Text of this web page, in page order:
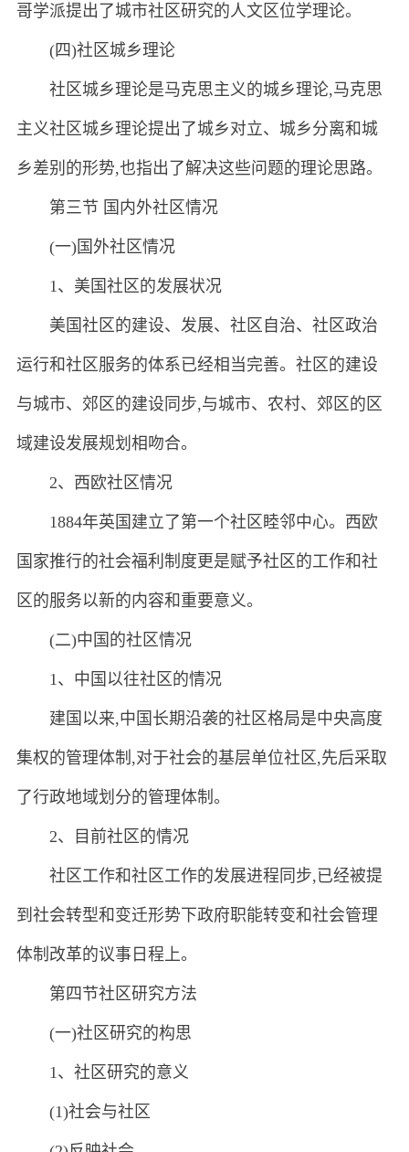
哥学派提出了城市社区研究的人文区位学理论。
(四)社区城乡理论
社区城乡理论是马克思主义的城乡理论,马克思
主义社区城乡理论提出了城乡对立、城乡分离和城
乡差别的形势,也指出了解决这些问题的理论思路。
第三节 国内外社区情况
(一)国外社区情况
1、美国社区的发展状况
美国社区的建设、发展、社区自治、社区政治
运行和社区服务的体系已经相当完善。社区的建设
与城市、郊区的建设同步,与城市、农村、郊区的区
域建设发展规划相吻合。
2、西欧社区情况
1884年英国建立了第一个社区睦邻中心。西欧
国家推行的社会福利制度更是赋予社区的工作和社
区的服务以新的内容和重要意义。
(二)中国的社区情况
1、中国以往社区的情况
建国以来,中国长期沿袭的社区格局是中央高度
集权的管理体制,对于社会的基层单位社区,先后采取
了行政地域划分的管理体制。
2、目前社区的情况
社区工作和社区工作的发展进程同步,已经被提
到社会转型和变迁形势下政府职能转变和社会管理
体制改革的议事日程上。
第四节社区研究方法
(一)社区研究的构思
1、社区研究的意义
(1)社会与社区